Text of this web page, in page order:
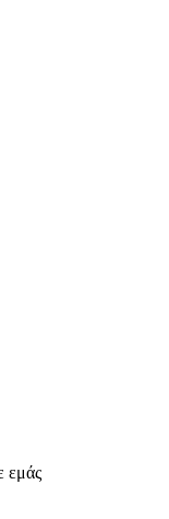
εμάς